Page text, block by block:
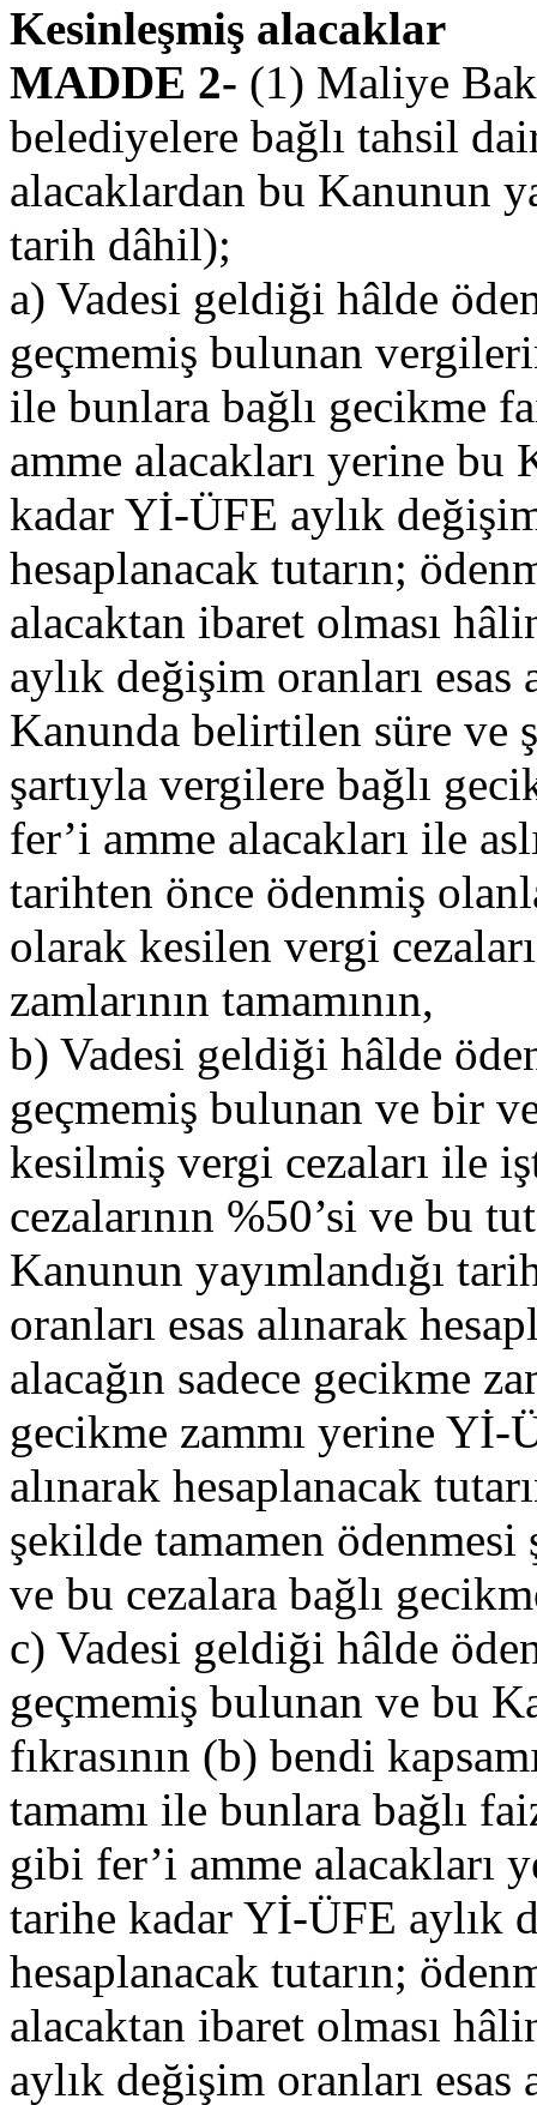
Kesinleşmiş alacaklar
MADDE 2- (1) Maliye
belediyelere bağlı tahsil
alacaklardan bu Kanunun
tarih dâhil);
a) Vadesi geldiği hâlde
geçmemiş bulunan
ile bunlara bağlı gecikme
amme alacakları yerine bu
kadar Yİ-ÜFE aylık
hesaplanacak tutarın;
alacaktan ibaret olması
aylık değişim oranları esas
Kanunda belirtilen süre ve
şartıyla vergilere bağlı
fer’i amme alacakları ile
tarihten önce ödenmiş
olarak kesilen vergi
zamlarının tamamının,
b) Vadesi geldiği hâlde
geçmemiş bulunan ve bir
kesilmiş vergi cezaları ile
cezalarının %50’si ve bu
Kanunun yayımlandığı
oranları esas alınarak
alacağın sadece gecikme
gecikme zammı yerine Yİ-
alınarak hesaplanacak
şekilde tamamen ödenmesi
ve bu cezalara bağlı
c) Vadesi geldiği hâlde
geçmemiş bulunan ve bu
fıkrasının (b) bendi
tamamı ile bunlara bağlı
gibi fer’i amme alacakları
tarihe kadar Yİ-ÜFE aylık
hesaplanacak tutarın;
alacaktan ibaret olması
aylık değişim oranları esas